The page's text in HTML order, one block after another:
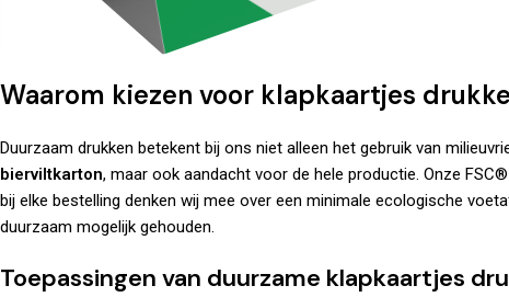
Waarom kiezen voor klapkaartjes
Duurzaam drukken betekent bij ons niet alleen het gebruik van
bierviltkarton, maar ook aandacht voor de hele productie. Onze
bij elke bestelling denken wij mee over een minimale ecologische
duurzaam mogelijk gehouden.
Toepassingen van duurzame klapkaartjes